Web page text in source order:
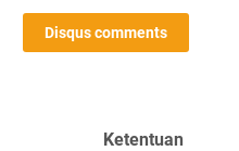
Disqus comments
Ketentuan